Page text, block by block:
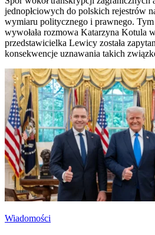
jednopłciowych do polskich rejestrów
wymiaru politycznego i prawnego. Tym
wywołała rozmowa Katarzyna Kotula
przedstawicielka Lewicy została
konsekwencje uznawania takich
Wiadomości